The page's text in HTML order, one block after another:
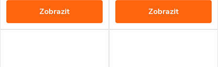
Zobrazit Zobrazit